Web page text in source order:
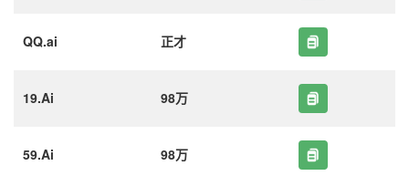
QQ.ai 正才
19.Ai 98万
59.Ai 98万